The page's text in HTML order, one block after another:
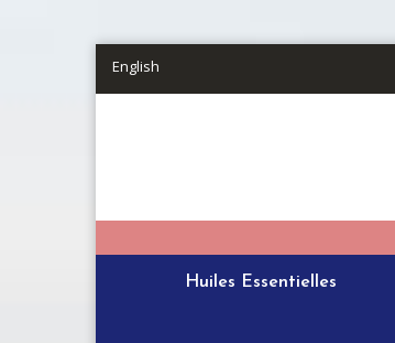
Aller au contenu principal
English
Huiles Essentielles